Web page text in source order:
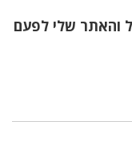
והאתר שלי לפעם